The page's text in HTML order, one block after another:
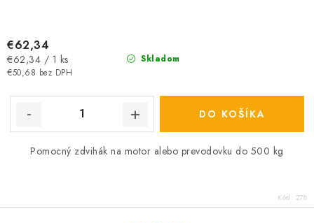
Skladom
€50,68 bez DPH
€62,34
Jednotková
cena:
€62,34 / 1 ks
DO KOŠÍKA
Pomocný zdvihák na motor alebo prevodovku do 500 kg
Kód: 278